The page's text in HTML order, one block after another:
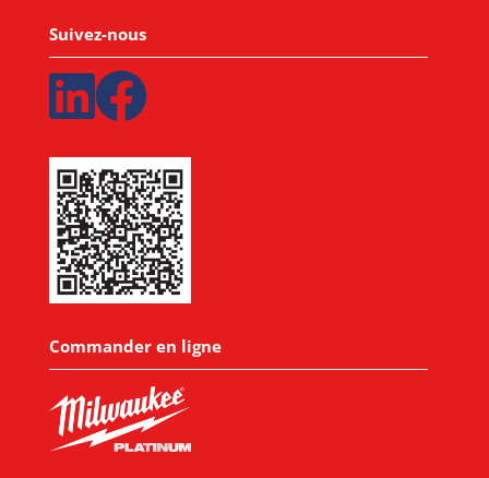
Suivez-nous
Commander en ligne